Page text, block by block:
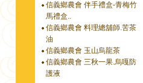
信義鄉農會 伴手禮盒-青梅竹
馬禮盒..
信義鄉農會 料理總舖師.苦茶
油
信義鄉農會 玉山烏龍茶
信義鄉農會 三秋一果.烏嘎防
護液